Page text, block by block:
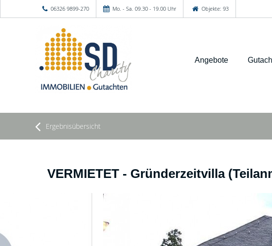
06326 9899-270 Mo. - Sa. 09.30 - 19.00 Uhr Objekte: 93
Angebote
Ergebnisübersicht
VERMIETET - Gründerzeitvilla